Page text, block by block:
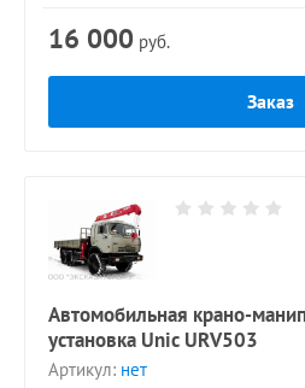
16 000 руб.
Заказ
Автомобильная крано-
установка Unic URV503
Артикул: нет